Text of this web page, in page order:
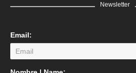
LEER MÁS
Newsletter
Email: